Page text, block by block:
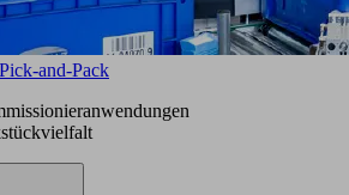
and-Pack